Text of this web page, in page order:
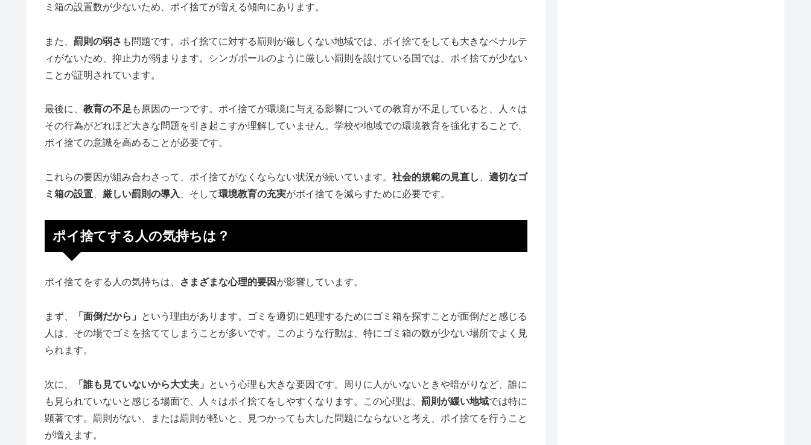
ミ箱の設置数が少ないため、ポイ捨てが増える傾向にあります。
また、 罰則の弱さ も問題です。ポイ捨てに対する罰則が厳しくない地域では、ポイ捨てをしても大きなペナルテ
ィがないため、抑止力が弱まります。シンガポールのように厳しい罰則を設けている国では、ポイ捨てが少ない
ことが証明されています。
最後に、 教育の不足も原因の一つです。ポイ捨てが環境に与える影響についての教育が不足していると、人々は
その行為がどれほど大きな問題を引き起こすか理解していません。学校や地域での環境教育を強化することで、
ポイ捨ての意識を高めることが必要です。
これらの要因が組み合わさって、ポイ捨てがなくならない状況が続いています。 社会的規範の見直し
適切なゴ
ミ箱の設置
厳しい罰則の導入 、そして環境教育の充実がポイ捨てを減らすために必要です。
ポイ捨てする人の気持ちは？
ポイ捨てをする人の気持ちは、 さまざまな心理的要因 が影響しています。
まず、 「面倒だから」
という理由があります。ゴミを適切に処理するためにゴミ箱を探すことが面倒だと感じる
人は、その場でゴミを捨ててしまうことが多いです。このような行動は、特にゴミ箱の数が少ない場所でよく見
られます。
次に、 「誰も見ていないから大丈夫」
という心理も大きな要因です。周りに人がいないときや暗がりなど、誰に
も見られていないと感じる場面で、人々はポイ捨てをしやすくなります。この心理は、 罰則が緩い地域では特に
顕著です。罰則がない、または罰則が軽いと、見つかっても大した問題にならないと考え、ポイ捨てを行うこと
が増えます。